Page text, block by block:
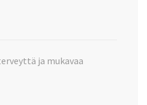
ja mukavaa